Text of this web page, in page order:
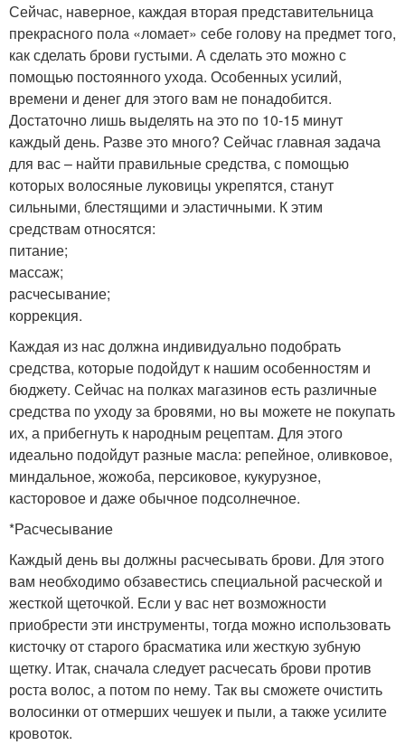
Сейчас, наверное, каждая вторая представительница
прекрасного пола «ломает» себе голову на предмет того,
как сделать брови густыми. А сделать это можно с
помощью постоянного ухода. Особенных усилий,
времени и денег для этого вам не понадобится.
Достаточно лишь выделять на это по 10-15 минут
каждый день. Разве это много? Сейчас главная задача
для вас – найти правильные средства, с помощью
которых волосяные луковицы укрепятся, станут
сильными, блестящими и эластичными. К этим
средствам относятся:
питание;
массаж;
расчесывание;
коррекция.
Каждая из нас должна индивидуально подобрать
средства, которые подойдут к нашим особенностям и
бюджету. Сейчас на полках магазинов есть различные
средства по уходу за бровями, но вы можете не покупать
их, а прибегнуть к народным рецептам. Для этого
идеально подойдут разные масла: репейное, оливковое,
миндальное, жожоба, персиковое, кукурузное,
касторовое и даже обычное подсолнечное.
*Расчесывание
Каждый день вы должны расчесывать брови. Для этого
вам необходимо обзавестись специальной расческой и
жесткой щеточкой. Если у вас нет возможности
приобрести эти инструменты, тогда можно использовать
кисточку от старого брасматика или жесткую зубную
щетку. Итак, сначала следует расчесать брови против
роста волос, а потом по нему. Так вы сможете очистить
волосинки от отмерших чешуек и пыли, а также усилите
кровоток.